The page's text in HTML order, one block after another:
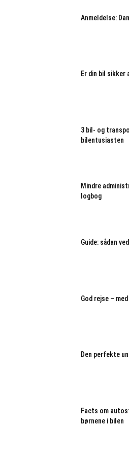
Anmeldelse:
Er din bil sikker
3 bil- og
bilentusiasten
Mindre
logbog
Guide: sådan
God rejse –
Den perfekte
Facts om
børnene i bilen